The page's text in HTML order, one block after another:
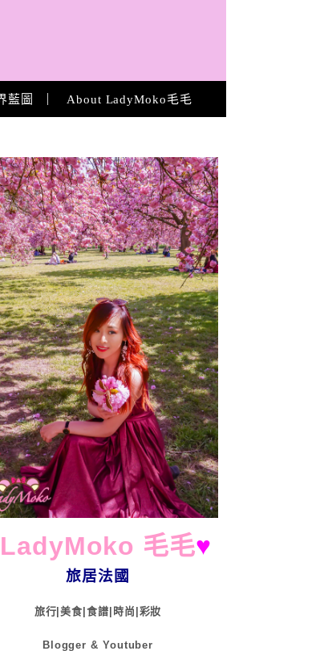
藍圖 About LadyMoko毛毛
LadyMoko 毛毛♥
旅居法國
旅行|美食|食譜|時尚|彩妝
Blogger & Youtuber